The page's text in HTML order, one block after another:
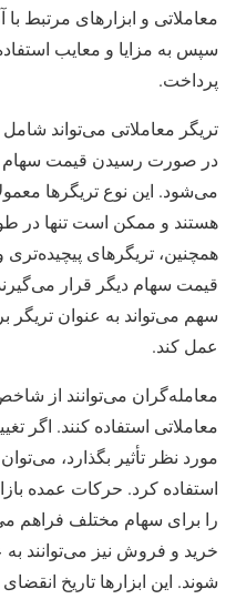
معاملاتی و ابزارهای مرتبط
سپس به مزایا و معایب
پرداخت.
تریگر معاملاتی می‌تواند
در صورت رسیدن قیمت
می‌شود. این نوع تریگرها
هستند و ممکن است تنها در
همچنین، تریگرهای پیچیده‌تری
قیمت سهام دیگر قرار
سهم می‌تواند به عنوان تریگر
عمل کند.
معامله‌گران می‌توانند از
معاملاتی استفاده کنند.
مورد نظر تأثیر بگذارد،
استفاده کرد. حرکات عمده
را برای سهام مختلف فراهم
خرید و فروش نیز می‌توانند به
شوند. این ابزارها تاریخ